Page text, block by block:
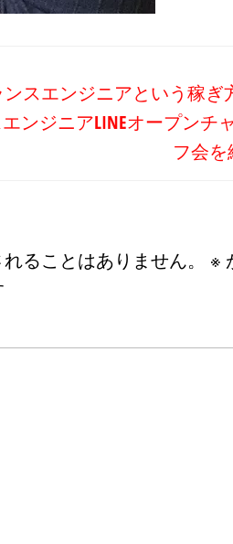
スエンジニアという稼ぎ
ンジニアLINEオープンチ
フ会を
ることはありません。 ※